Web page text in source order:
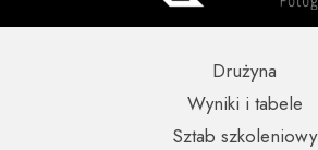
Wyniki i tabele
Sztab szkoleniowy
Drużyna